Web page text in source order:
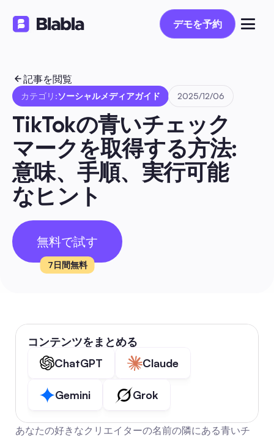
デモを予約
デモを予約
記事を閲覧
カテゴリ:ソーシャルメディアガイド 2025/12/06
TikTokの青いチェック
マークを取得する方法:
意味、手順、実行可能
なヒント
無料で試す
7日間無料
コンテンツをまとめる
ChatGPT
Claude
Gemini Grok
あなたの好きなクリエイターの名前の隣にある青いチ